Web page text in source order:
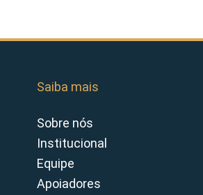
Saiba mais
Sobre nós
Institucional
Equipe
Apoiadores